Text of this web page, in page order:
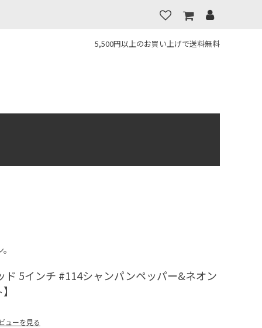
5,500円以上のお買い上げで送料無料
ド 5インチ #114シャンパンペッパー&ネオン
ューを見る